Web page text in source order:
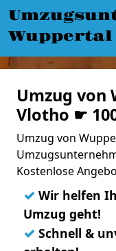
Wuppertal
Umzug von
Vlotho ☛
Umzug von
Kostenlose
✓ Wir helfen
Umzug geht!
✓ Schnell &